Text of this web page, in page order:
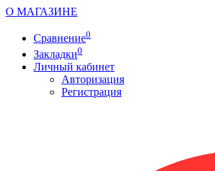
О МАГАЗИНЕ
Сравнение0
Закладки0
Личный кабинет
Авторизация
Регистрация